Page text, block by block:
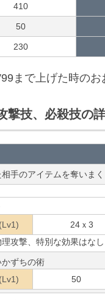
410
50
230
まで上げた時の
撃技、必殺技の
手のアイテムを奪いま
24ｘ3
攻撃、特別な効果はなし
かずちの術
50